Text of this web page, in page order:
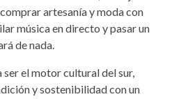
comprar artesanía y moda con
música en directo y pasar un
de nada.
ser el motor cultural del sur,
y sostenibilidad con un